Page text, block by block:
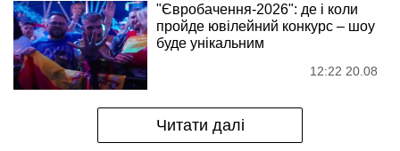
"Євробачення-2026": де і коли
пройде ювілейний конкурс – шоу
буде унікальним
12:22 20.08
Читати далі